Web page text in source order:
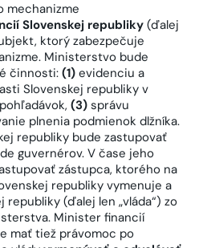
mechanizme
Slovenskej republiky (ďalej
ktorý zabezpečuje
Ministerstvo bude
činnosti: (1) evidenciu a
Slovenskej republiky v
(3) správu
plnenia podmienok dlžníka.
republiky bude zastupovať
guvernérov. V čase jeho
zástupca, ktorého na
republiky vymenuje a
republiky (ďalej len „vláda“) zo
Minister financií
mať tiež právomoc po